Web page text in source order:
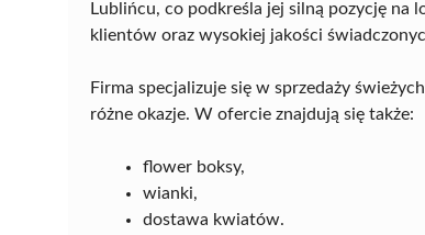
Lublińcu, co podkreśla jej silną pozycję na
klientów oraz wysokiej jakości
Firma specjalizuje się w sprzedaży
różne okazje. W ofercie znajdują się także:
flower boksy,
wianki,
dostawa kwiatów.